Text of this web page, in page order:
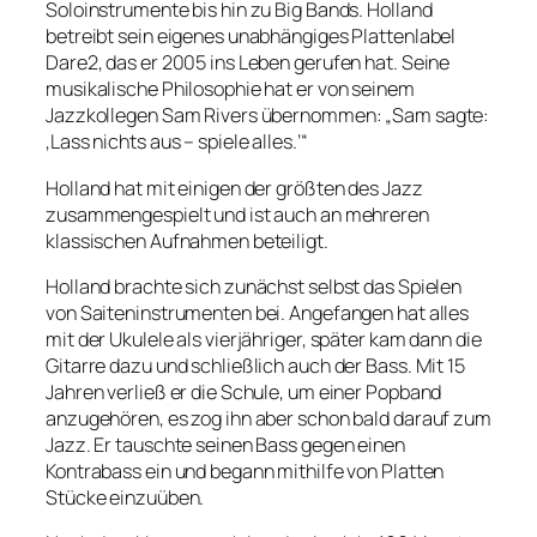
Soloinstrumente bis hin zu Big Bands. Holland
betreibt sein eigenes unabhängiges Plattenlabel
Dare2, das er 2005 ins Leben gerufen hat. Seine
musikalische Philosophie hat er von seinem
Jazzkollegen Sam Rivers übernommen: „Sam sagte:
‚Lass nichts aus – spiele alles.’“
Holland hat mit einigen der größten des Jazz
zusammengespielt und ist auch an mehreren
klassischen Aufnahmen beteiligt.
Holland brachte sich zunächst selbst das Spielen
von Saiteninstrumenten bei. Angefangen hat alles
mit der Ukulele als vierjähriger, später kam dann die
Gitarre dazu und schließlich auch der Bass. Mit 15
Jahren verließ er die Schule, um einer Popband
anzugehören, es zog ihn aber schon bald darauf zum
Jazz. Er tauschte seinen Bass gegen einen
Kontrabass ein und begann mithilfe von Platten
Stücke einzuüben.